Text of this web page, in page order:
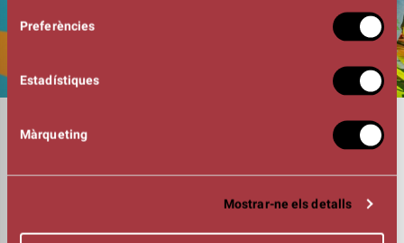
Preferències
Estadístiques
Màrqueting
Mostrar-ne els detalls
DURADA
01:00h
Àlex Martínez
Marta Manotas, Marc Gelabert